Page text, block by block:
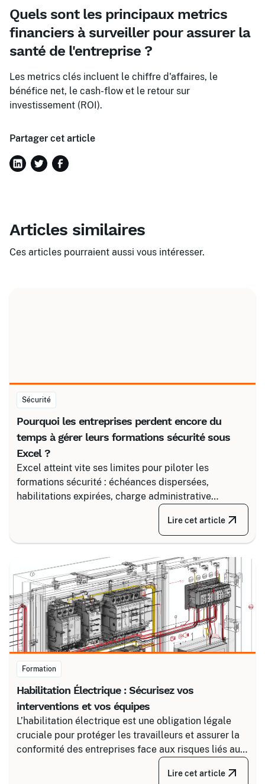
Quels sont les principaux metrics
financiers à surveiller pour assurer la
santé de l'entreprise ?
Les metrics clés incluent le chiffre d'affaires, le
bénéfice net, le cash-flow et le retour sur
investissement (ROI).
Partager cet article
Articles similaires
Ces articles pourraient aussi vous intéresser.
Sécurité
Pourquoi les entreprises perdent encore du
temps à gérer leurs formations sécurité sous
Excel ?
Excel atteint vite ses limites pour piloter les
formations sécurité : échéances dispersées,
habilitations expirées, charge administrative
croissante. Découvrez comment structurer un suivi
fiable en associant un partenaire spécialisé comme
Certalis et un logiciel de gestion de formation (TMS).
Lire cet article
Formation
Habilitation Électrique : Sécurisez vos
interventions et vos équipes
L’habilitation électrique est une obligation légale
cruciale pour protéger les travailleurs et assurer la
conformité des entreprises face aux risques liés au
courant. Certalis vous accompagne avec des
formations sur-mesure, initiales ou de recyclage,
Lire cet article